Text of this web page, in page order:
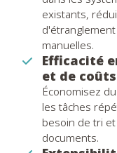
existants,
manuelles.
Efficacité
et de coûts
Économisez
les tâches
besoin de tri
documents.